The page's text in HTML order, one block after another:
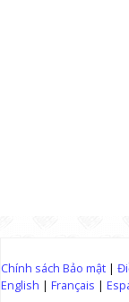
Chính sách Bảo mật |
English | Français |